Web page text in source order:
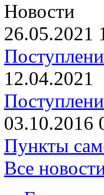
Новости
26.05.2021
12.04.2021
03.10.2016
Пункты
Все